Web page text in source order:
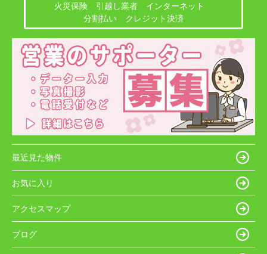
火災保険 引越し業者 インターネット
分割払い クレジット決済
最近見た物件
お気に入り
アクセスマップ
ブログ